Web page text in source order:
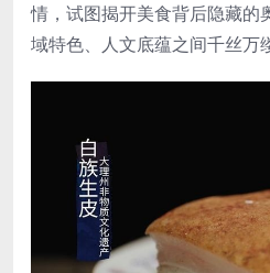
情，试图揭开美食背后隐藏的
域特色、人文底蕴之间千丝万